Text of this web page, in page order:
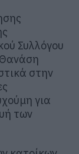
Συλλόγου
στην
για
των